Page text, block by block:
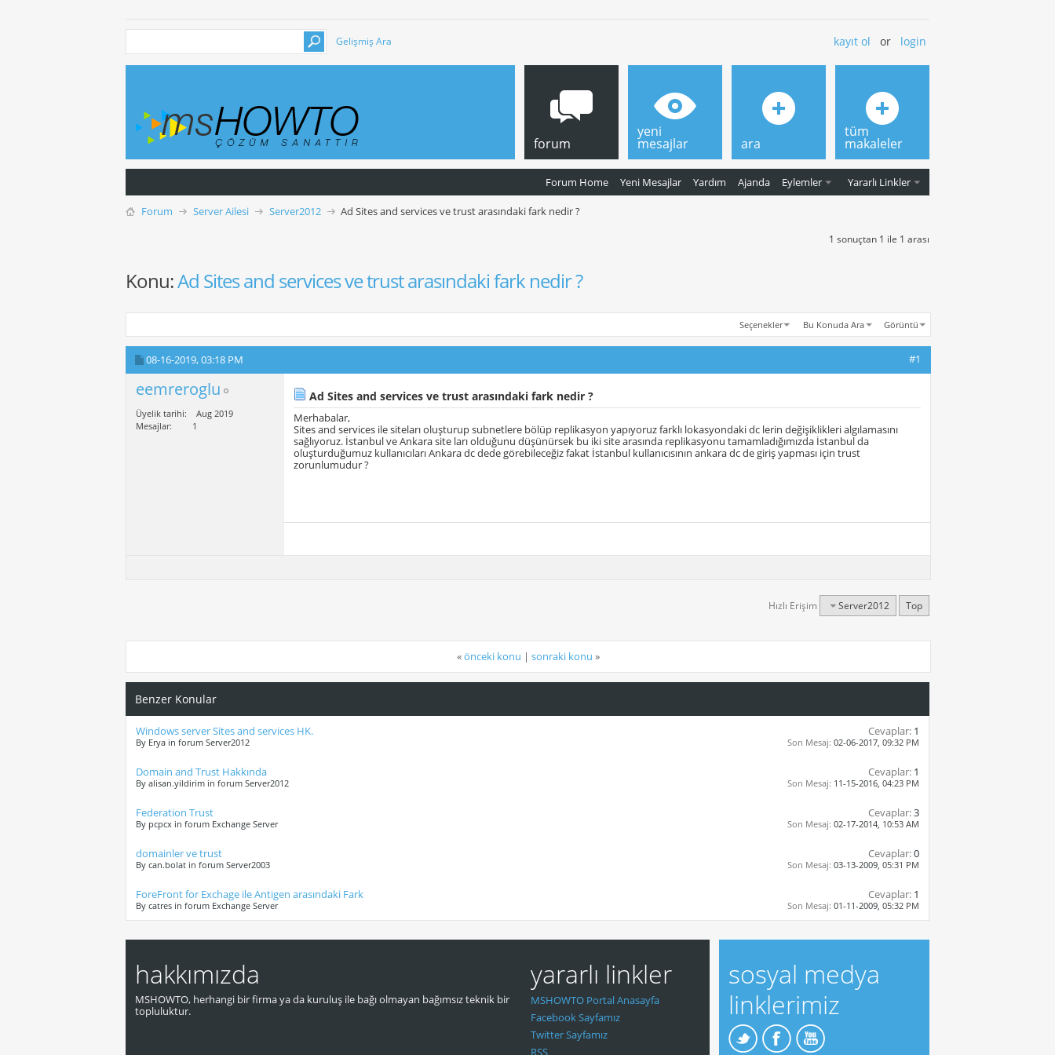
Gelişmiş Ara kayıt ol or login
forum
Forum Home Yeni Mesajlar Yardım Ajanda Eylemler Yararlı Linkler
yeni
mesajlar ara
tüm
makaleler
Forum Server Ailesi Server2012 Ad Sites and services ve trust arasındaki fark nedir ?
1 sonuçtan 1 ile 1 arası
Konu:Ad Sites and services ve trust arasındaki fark nedir ?
Seçenekler Bu Konuda Ara Görüntü
08-16-2019,03:18 PM #1
eemreroglu
Üyelik tarihi
Aug 2019
Mesajlar
1
Ad Sites and services ve trust arasındaki fark nedir ?
Merhabalar,
Sites and services ile siteları oluşturup subnetlere bölüp replikasyon yapıyoruz farklı lokasyondaki dc lerin değişiklikleri algılamasını
sağlıyoruz. İstanbul ve Ankara site ları olduğunu düşünürsek bu iki site arasında replikasyonu tamamladığımızda İstanbul da
oluşturduğumuz kullanıcıları Ankara dc dede görebileceğiz fakat İstanbul kullanıcısının ankara dc de giriş yapması için trust
zorunlumudur ?
Hızlı Erişim Server2012 Top
«önceki konu | sonraki konu »
Benzer Konular
Windows server Sites and services HK.
By Erya in forum Server2012
Cevaplar: 1
Son Mesaj: 02-06-2017, 09:32 PM
Domain and Trust Hakkında
By alisan.yildirim in forum Server2012
Cevaplar: 1
Son Mesaj: 11-15-2016, 04:23 PM
Federation Trust
By pcpcx in forum Exchange Server
Cevaplar:3
Son Mesaj: 02-17-2014, 10:53 AM
domainler ve trust
By can.bolat in forum Server2003
Cevaplar:0
Son Mesaj: 03-13-2009, 05:31 PM
ForeFront for Exchage ile Antigen arasındaki Fark
By catres in forum Exchange Server
Cevaplar: 1
Son Mesaj: 01-11-2009, 05:32 PM
hakkımızda
MSHOWTO, herhangi bir firma ya da kuruluş ile bağı olmayan bağımsız teknik bir
topluluktur.
yararlı linkler
MSHOWTO Portal Anasayfa
Facebook Sayfamız
Twitter Sayfamız
RSS
sosyal medya
linklerimiz